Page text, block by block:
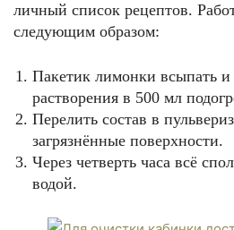
личный список рецептов.
следующим образом:
Пакетик лимонки всыпать и
растворения в 500 мл
Перелить состав в
загрязнённые поверхности.
Через четверть часа всё
водой.